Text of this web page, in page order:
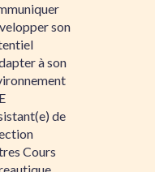
son
à son
de
Cours